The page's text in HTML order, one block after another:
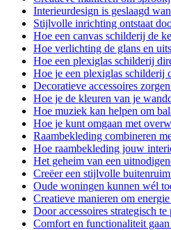
Interieurdesign is geslaagd
Stijlvolle inrichting ontstaat
Hoe een canvas schilderij de
Hoe verlichting de glans en
Hoe een plexiglas schilderij
Hoe je een plexiglas schilderij
Decoratieve accessoires
Hoe je de kleuren van je
Hoe muziek kan helpen om
Hoe je kunt omgaan met
Raambekleding combineren
Hoe raambekleding jouw
Het geheim van een
Creëer een stijlvolle
Oude woningen kunnen wél
Creatieve manieren om
Door accessoires strategisch
Comfort en functionaliteit